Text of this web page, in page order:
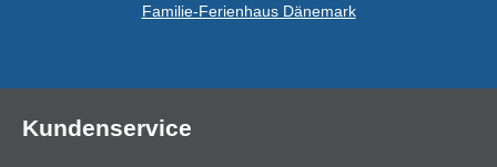
Familie-Ferienhaus Dänemark
Kundenservice